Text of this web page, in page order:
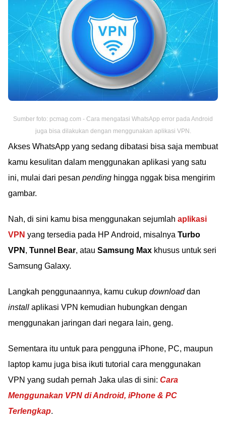
Sumber foto: pcmag.com - Cara mengatasi WhatsApp error pada Android
juga bisa dilakukan dengan menggunakan aplikasi VPN.
Akses WhatsApp yang sedang dibatasi bisa saja membuat
kamu kesulitan dalam menggunakan aplikasi yang satu
ini, mulai dari pesan pending hingga nggak bisa mengirim
gambar.
Nah, di sini kamu bisa menggunakan sejumlah aplikasi
VPN yang tersedia pada HP Android, misalnya Turbo
VPN , Tunnel Bear, atau Samsung Max khusus untuk seri
Samsung Galaxy.
Langkah penggunaannya, kamu cukup downloaddan
install aplikasi VPN kemudian hubungkan dengan
menggunakan jaringan dari negara lain, geng.
Sementara itu untuk para pengguna iPhone, PC, maupun
laptop kamu juga bisa ikuti tutorial cara menggunakan
VPN yang sudah pernah Jaka ulas di sini: Cara
Menggunakan VPN di Android, iPhone & PC
Terlengkap.